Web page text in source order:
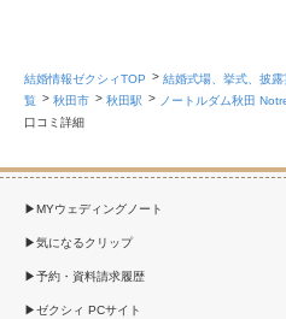
結婚情報ゼクシィTOP 結婚式場、挙式、披露
覧
秋田市 秋田駅 ノートルダム秋田
口コミ詳細
MYウェディングノート
気になるクリップ
予約・資料請求履歴
ゼクシィ PCサイト